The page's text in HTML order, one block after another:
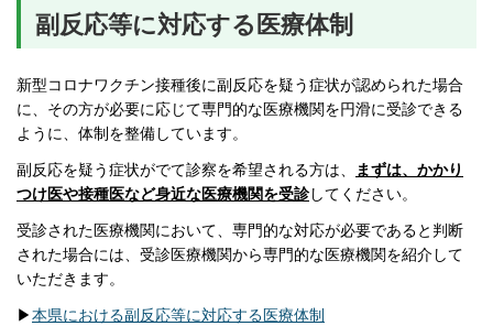
副反応等に対応する医療体制
新型コロナワクチン接種後に副反応を疑う症状が認められた場合
に、その方が必要に応じて専門的な医療機関を円滑に受診できる
ように、体制を整備しています。
副反応を疑う症状がでて診察を希望される方は、
まずは、かかり
つけ医や接種医など身近な医療機関を受診してください。
受診された医療機関において、専門的な対応が必要であると判断
された場合には、受診医療機関から専門的な医療機関を紹介して
いただきます。
▶本県における副反応等に対応する医療体制